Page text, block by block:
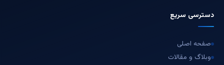
دسترسی سریع
صفحه اصلی
وبلاگ و مقالات